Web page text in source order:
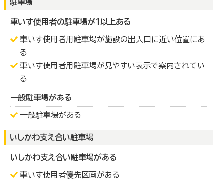
駐車場
車いす使用者の駐車場が１以上ある
車いす使用者用駐車場が施設の出入口に近い位置にあ
る
車いす使用者用駐車場が見やすい表示で案内されてい
る
一般駐車場がある
一般駐車場がある
いしかわ支え合い駐車場
いしかわ支え合い駐車場がある
車いす使用者優先区画がある